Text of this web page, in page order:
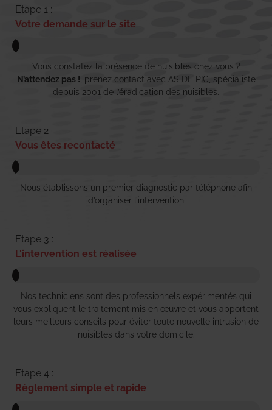
Etape 1 :
Votre demande sur le site
Vous constatez la présence de nuisibles chez vous ?
N’attendez pas ! , prenez contact avec AS DE PIC, spécialiste
depuis 2001 de l’éradication des nuisibles.
Etape 2 :
Vous êtes recontacté
Nous établissons un premier diagnostic par téléphone afin
d’organiser l’intervention
Etape 3 :
L'intervention est réalisée
Nos techniciens sont des professionnels expérimentés qui
vous expliquent le traitement mis en œuvre et vous apportent
leurs meilleurs conseils pour éviter toute nouvelle intrusion de
nuisibles dans votre domicile.
Etape 4 :
Règlement simple et rapide